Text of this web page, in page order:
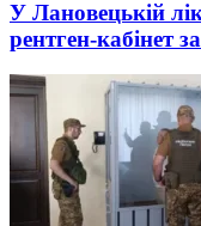
У Лановецькій
рентген-кабінет